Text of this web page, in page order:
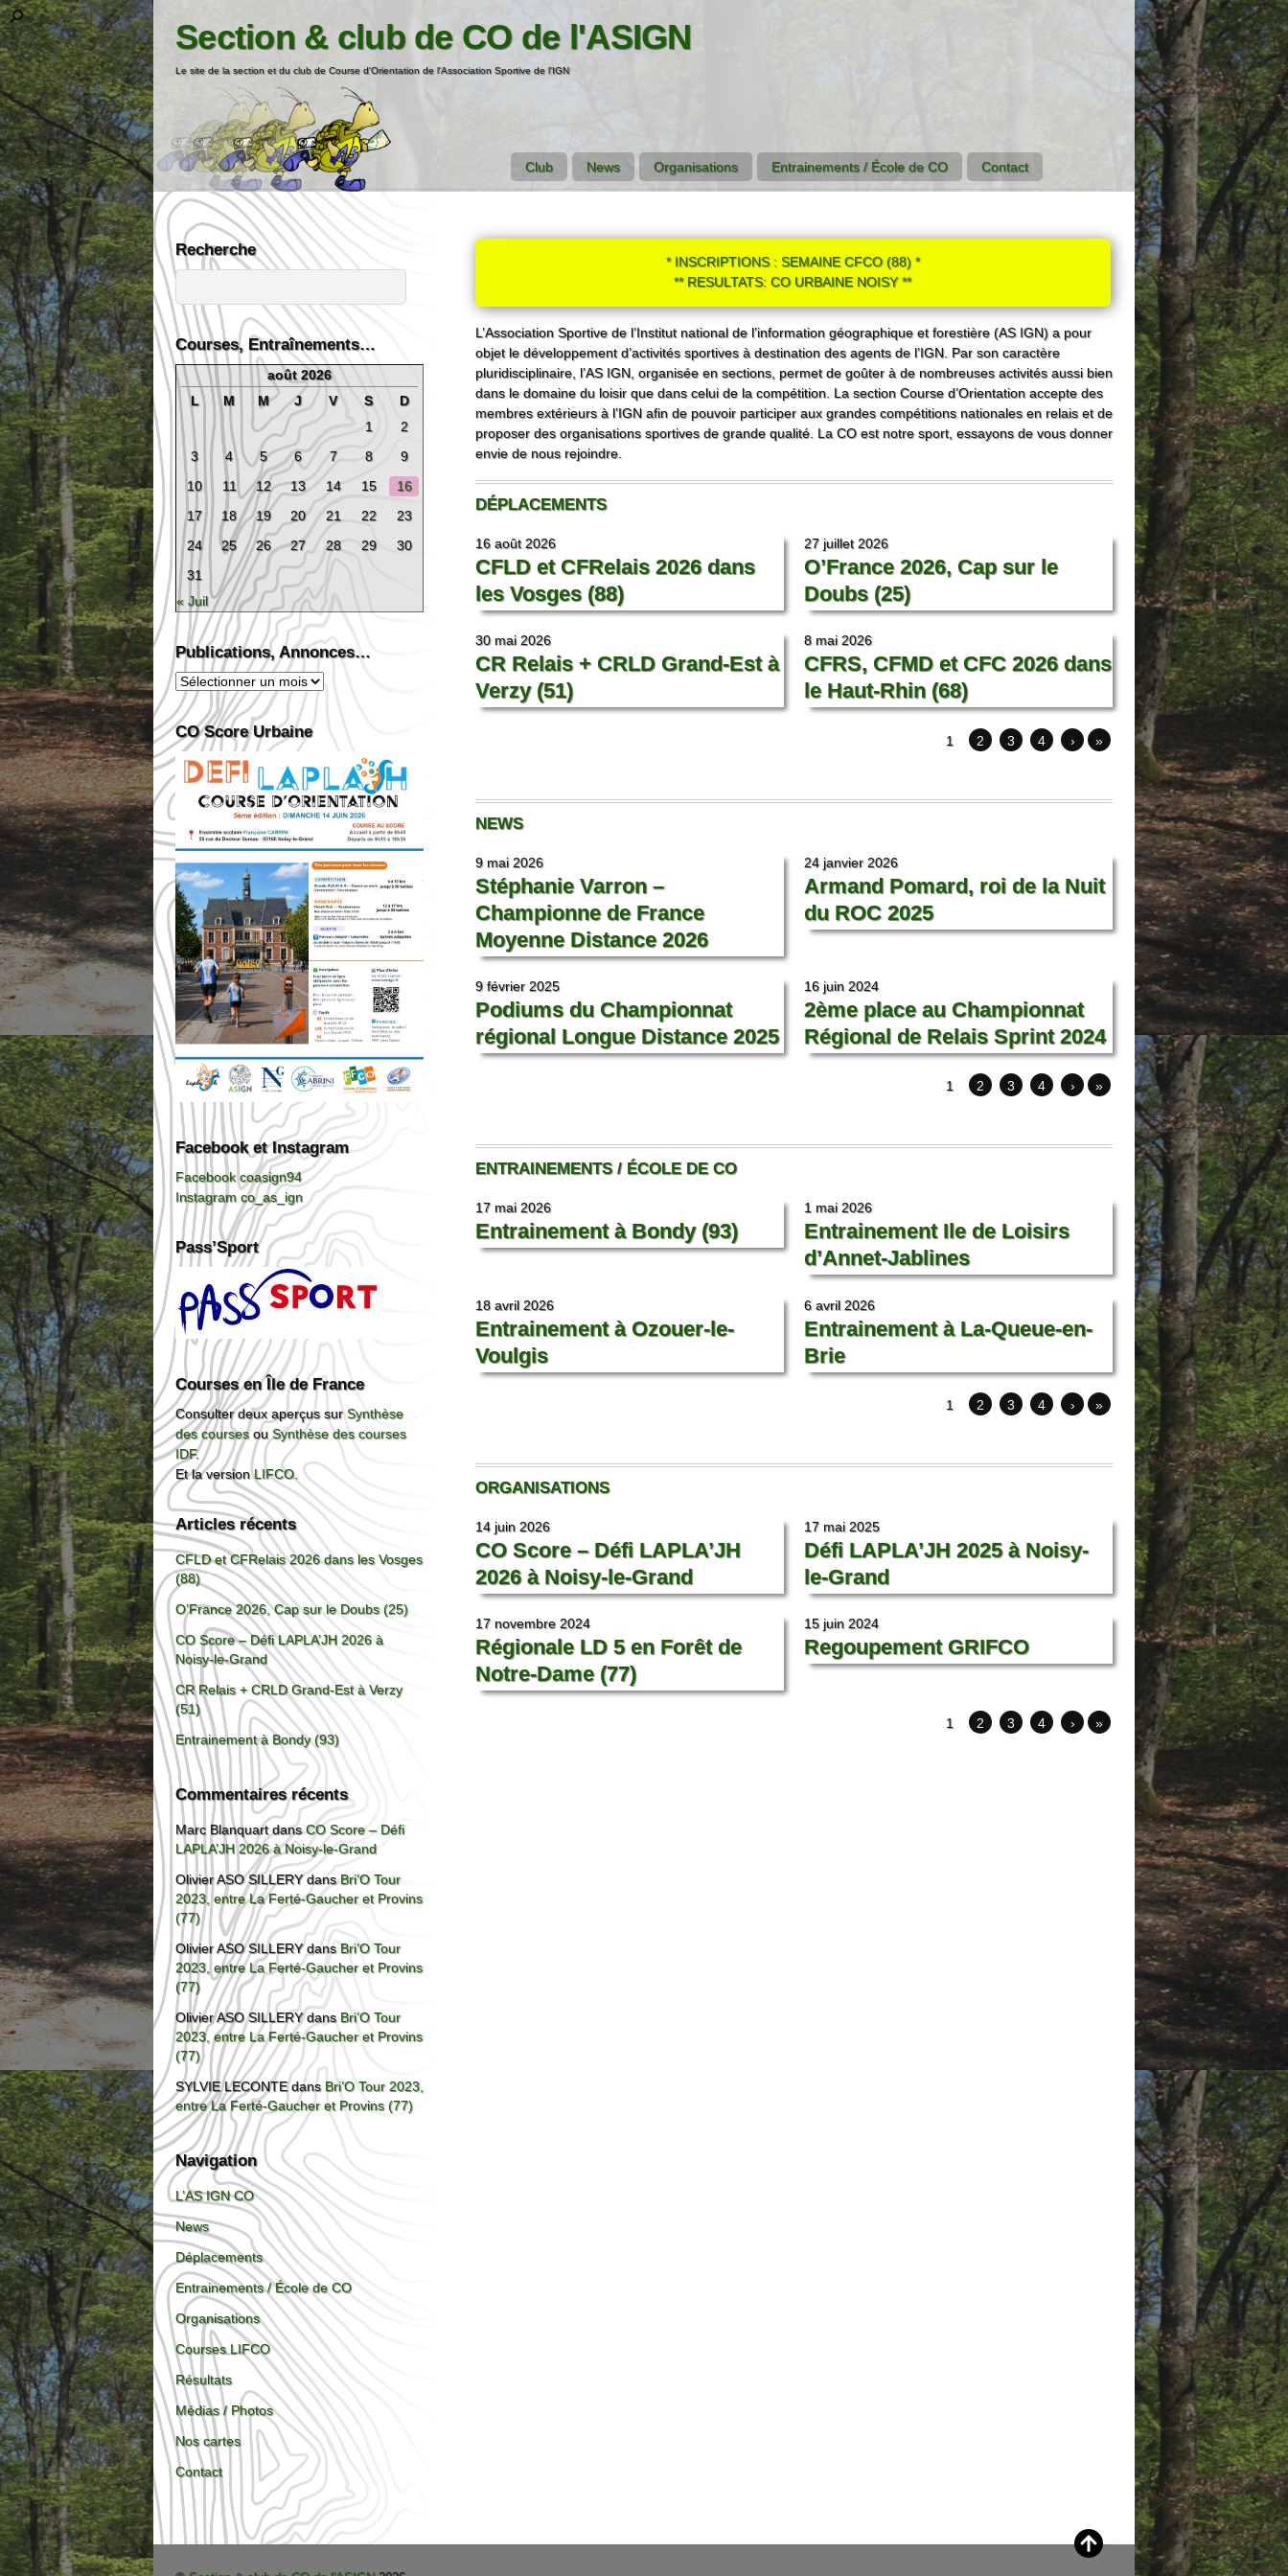
Section & club de CO de l'ASIGN
Le site de la section et du club de Course d'Orientation de l'Association Sportive de l'IGN
Club News Organisations Entrainements / École de CO Contact
* INSCRIPTIONS : SEMAINE CFCO (88) *
** RESULTATS: CO URBAINE NOISY **
L’Association Sportive de l’Institut national de l’information géographique et forestière (AS IGN) a pour
objet le développement d’activités sportives à destination des agents de l’IGN. Par son caractère
pluridisciplinaire, l’AS IGN, organisée en sections, permet de goûter à de nombreuses activités aussi bien
dans le domaine du loisir que dans celui de la compétition. La section Course d’Orientation accepte des
membres extérieurs à l’IGN afin de pouvoir participer aux grandes compétitions nationales en relais et de
proposer des organisations sportives de grande qualité. La CO est notre sport, essayons de vous donner
envie de nous rejoindre.
DÉPLACEMENTS
16 août 2026
CFLD et CFRelais 2026 dans
les Vosges (88)
27 juillet 2026
O’France 2026, Cap sur le
Doubs (25)
30 mai 2026
CR Relais + CRLD Grand-Est à
Verzy (51)
8 mai 2026
CFRS, CFMD et CFC 2026 dans
le Haut-Rhin (68)
1 2 3 4 › »
NEWS
9 mai 2026
Stéphanie Varron –
Championne de France
Moyenne Distance 2026
24 janvier 2026
Armand Pomard, roi de la Nuit
du ROC 2025
9 février 2025
Podiums du Championnat
régional Longue Distance 2025
16 juin 2024
2ème place au Championnat
Régional de Relais Sprint 2024
1 2 3 4 › »
ENTRAINEMENTS / ÉCOLE DE CO
17 mai 2026
Entrainement à Bondy (93)
1 mai 2026
Entrainement Ile de Loisirs
d’Annet-Jablines
18 avril 2026
Entrainement à Ozouer-le-
Voulgis
6 avril 2026
Entrainement à La-Queue-en-
Brie
1 2 3 4 › »
ORGANISATIONS
14 juin 2026
CO Score – Défi LAPLA’JH
2026 à Noisy-le-Grand
17 mai 2025
Défi LAPLA’JH 2025 à Noisy-
le-Grand
17 novembre 2024
Régionale LD 5 en Forêt de
Notre-Dame (77)
15 juin 2024
Regoupement GRIFCO
1 2 3 4 › »
Recherche
Courses, Entraînements…
août 2026
L
M M J V S
D
1
2
3
4 5 6 7 8
9
10
11 12 13 14 15
16
17
18 19 20 21 22
23
24
25 26 27 28 29
30
31
« Juil
Publications, Annonces…
Publications,
Annonces…
CO Score Urbaine
Facebook et Instagram
Facebook coasign94
Instagram co_as_ign
Pass’Sport
Courses en Île de France
Consulter deux aperçus surSynthèse
des coursesouSynthèse des courses
IDF.
Et la versionLIFCO.
Articles récents
CFLD et CFRelais 2026 dans les Vosges
(88)
O’France 2026, Cap sur le Doubs (25)
CO Score – Défi LAPLA’JH 2026 à
Noisy-le-Grand
CR Relais + CRLD Grand-Est à Verzy
(51)
Entrainement à Bondy (93)
Commentaires récents
Marc BlanquartdansCO Score – Défi
LAPLA’JH 2026 à Noisy-le-Grand
Olivier ASO SILLERYdansBri’O Tour
2023, entre La Ferté-Gaucher et Provins
(77)
Olivier ASO SILLERYdans Bri’O Tour
2023, entre La Ferté-Gaucher et Provins
(77)
Olivier ASO SILLERYdans Bri’O Tour
2023, entre La Ferté-Gaucher et Provins
(77)
SYLVIE LECONTEdans Bri’O Tour 2023,
entre La Ferté-Gaucher et Provins (77)
Navigation
L’AS IGN CO
News
Déplacements
Entrainements / École de CO
Organisations
Courses LIFCO
Résultats
Médias / Photos
Nos cartes
Contact